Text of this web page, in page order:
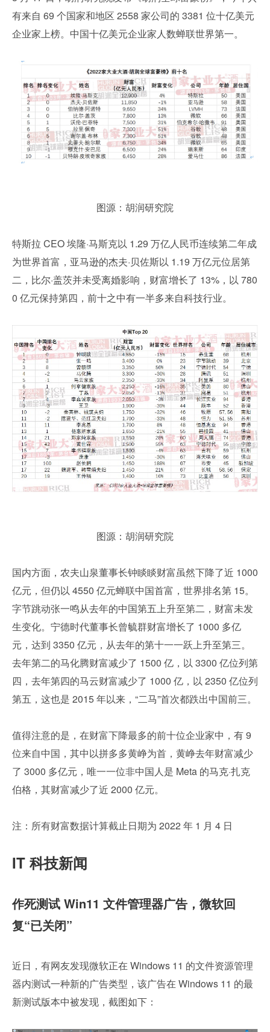
有来自 69 个国家和地区 2558 家公司的 3381 位十亿美元
企业家上榜。中国十亿美元企业家人数蝉联世界第一。
图源：胡润研究院
特斯拉 CEO 埃隆·马斯克以 1.29 万亿人民币连续第二年成
为世界首富，亚马逊的杰夫·贝佐斯以 1.19 万亿元位居第
二，比尔·盖茨并未受离婚影响，财富增长了 13%，以 780
0 亿元保持第四，前十之中有一半多来自科技行业。
图源：胡润研究院
国内方面，农夫山泉董事长钟睒睒财富虽然下降了近 1000
亿元，但仍以 4550 亿元蝉联中国首富，世界排名第 15。
字节跳动张一鸣从去年的中国第五上升至第二，财富未发
生变化。宁德时代董事长曾毓群财富增长了 1000 多亿
元，达到 3350 亿元，从去年的第十一一跃上升至第三。
去年第二的马化腾财富减少了 1500 亿，以 3300 亿位列第
四，去年第四的马云财富减少了 1000 亿，以 2350 亿位列
第五，这也是 2015 年以来，“二马”首次都跌出中国前三。
值得注意的是，在财富下降最多的前十位企业家中，有 9
位来自中国，其中以拼多多黄峥为首，黄峥去年财富减少
了 3000 多亿元，唯一一位非中国人是 Meta 的马克·扎克
伯格，其财富减少了近 2000 亿元。
注：所有财富数据计算截止日期为 2022 年 1 月 4 日
IT 科技新闻
作死测试 Win11 文件管理器广告，微软回
复“已关闭”
近日，有网友发现微软正在 Windows 11 的文件资源管理
器内测试一种新的广告类型，该广告在 Windows 11 的最
新测试版本中被发现，截图如下：